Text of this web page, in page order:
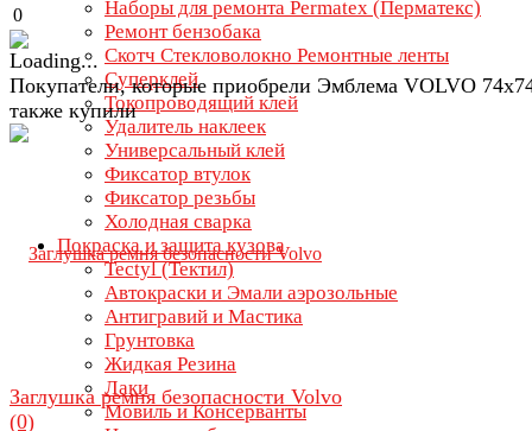
Наборы для ремонта Permatex (Перматекс)
Ремонт бензобака
Скотч Стекловолокно Ремонтные ленты
Суперклей
Токопроводящий клей
Удалитель наклеек
Универсальный клей
Фиксатор втулок
Фиксатор резьбы
Холодная сварка
Покраска и защита кузова
Tectyl (Тектил)
Автокраски и Эмали аэрозольные
Антигравий и Мастика
Грунтовка
Жидкая Резина
Лаки
Мовиль и Консерванты
0
Покупатели, которые приобрели Эмблема VOLVO
также купили
Заглушка ремня безопасности Volvo
(0)